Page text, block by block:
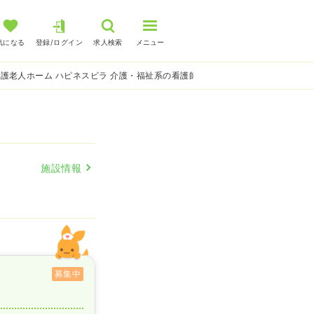
になる 登録/ログイン 求人検索 メニュー
老人ホーム ハピネスビラ 介護・福祉系の看護師求人
施設情報
募集中